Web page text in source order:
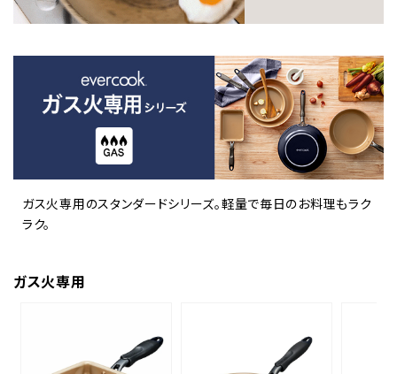
ガス火専用のスタンダードシリーズ。軽量で毎日のお料理もラク
ラク。
ガス火専用